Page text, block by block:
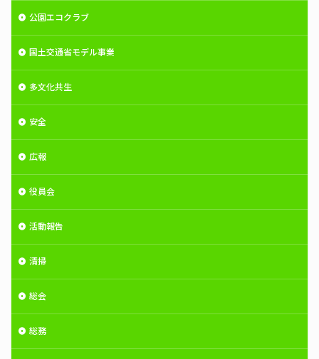
公園エコクラブ
国土交通省モデル事業
多文化共生
安全
広報
役員会
活動報告
清掃
総会
総務